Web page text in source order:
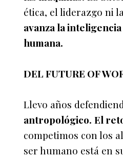
ética, el liderazgo ni
avanza la
humana.
DEL FUTURE OF
Llevo años
antropológico. El
competimos con los
ser humano está en